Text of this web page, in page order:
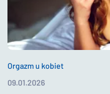
Orgazm u kobiet
09.01.2026